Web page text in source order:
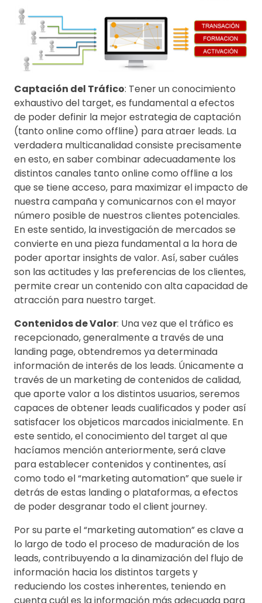
Captación del Tráfico: Tener un conocimiento
exhaustivo del target, es fundamental a efectos
de poder definir la mejor estrategia de captación
(tanto online como offline) para atraer leads. La
verdadera multicanalidad consiste precisamente
en esto, en saber combinar adecuadamente los
distintos canales tanto online como offline a los
que se tiene acceso, para maximizar el impacto de
nuestra campaña y comunicarnos con el mayor
número posible de nuestros clientes potenciales.
En este sentido, la investigación de mercados se
convierte en una pieza fundamental a la hora de
poder aportar insights de valor. Así, saber cuáles
son las actitudes y las preferencias de los clientes,
permite crear un contenido con alta capacidad de
atracción para nuestro target.
Contenidos de Valor: Una vez que el tráfico es
recepcionado, generalmente a través de una
landing page, obtendremos ya determinada
información de interés de los leads. Únicamente a
través de un marketing de contenidos de calidad,
que aporte valor a los distintos usuarios, seremos
capaces de obtener leads cualificados y poder así
satisfacer los objeticos marcados inicialmente. En
este sentido, el conocimiento del target al que
hacíamos mención anteriormente, será clave
para establecer contenidos y continentes, así
como todo el “marketing automation” que suele ir
detrás de estas landing o plataformas, a efectos
de poder desgranar todo el client journey.
Por su parte el “marketing automation” es clave a
lo largo de todo el proceso de maduración de los
leads, contribuyendo a la dinamización del flujo de
información hacia los distintos targets y
reduciendo los costes inherentes, teniendo en
cuenta cuál es la información más adecuada para